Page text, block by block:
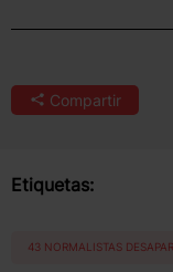
Compartir
Etiquetas:
43 NORMALISTAS